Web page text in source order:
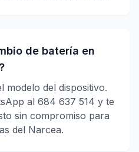
de batería en
modelo del dispositivo.
al 684 637 514 y te
sin compromiso para
del Narcea.